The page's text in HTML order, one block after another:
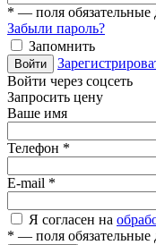
* — поля обязательные
Забыли пароль?
Запомнить
Войти
Войти через соцсеть
Запросить цену
Ваше имя
Телефон *
E-mail *
Я согласен на
* — поля обязательные